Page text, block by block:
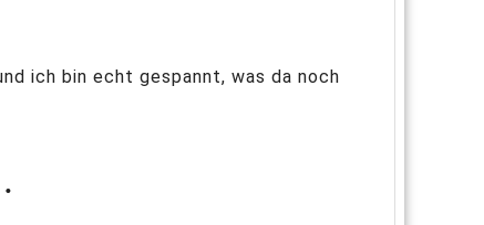
ich bin echt gespannt, was da noch